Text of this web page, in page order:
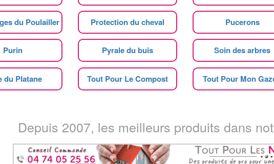
du Poulailler Protection du cheval Pucerons
Purin Pyrale du buis Soin des arbres
du Platane Tout Pour Le Compost Tout Pour Mon
Depuis 2007, les meilleurs produits dans